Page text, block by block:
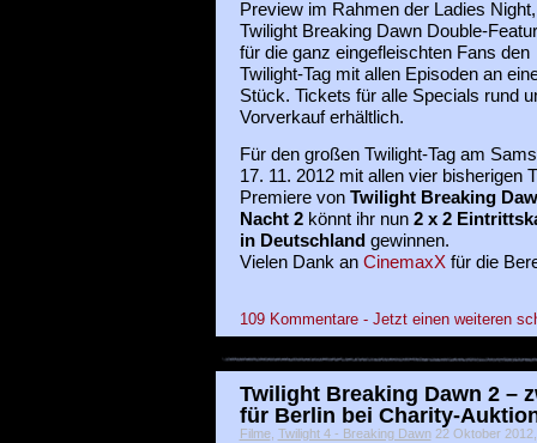
Preview im Rahmen der Ladies
Twilight Breaking Dawn Double-
für die ganz eingefleischten Fans den
Twilight-Tag mit allen Episoden an
Stück. Tickets für alle Specials rund
Vorverkauf erhältlich.
Für den großen Twilight-Tag am
17. 11. 2012 mit allen vier bisherigen
Premiere von Twilight Breaking
Nacht 2könnt ihr nun 2 x 2
in Deutschland gewinnen.
Vielen Dank an CinemaxXfür die
109 Kommentare - Jetzt einen weiteren
Twilight Breaking Dawn 2 –
für Berlin bei Charity-
Filme, Twilight 4 - Breaking Dawn22 Oktober